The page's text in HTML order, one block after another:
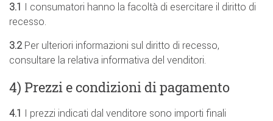
3.1 I consumatori hanno la facoltà di esercitare il diritto di
recesso.
3.2Per ulteriori informazioni sul diritto di recesso,
consultare la relativa informativa del venditori.
4) Prezzi e condizioni di pagamento
4.1 I prezzi indicati dal venditore sono importi finali